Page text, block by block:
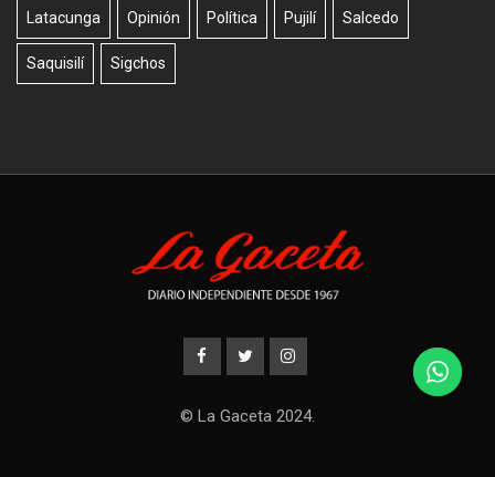
Latacunga Opinión Política Pujilí Salcedo
Saquisilí Sigchos
© La Gaceta 2024.